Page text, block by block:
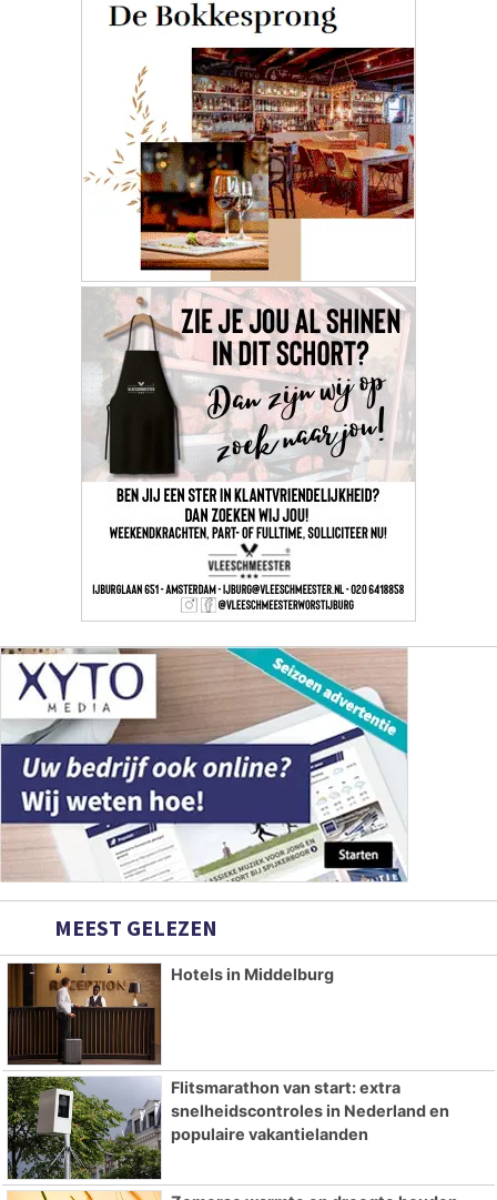
MEEST GELEZEN
Hotels in Middelburg
Flitsmarathon van start: extra
snelheidscontroles in Nederland en
populaire vakantielanden